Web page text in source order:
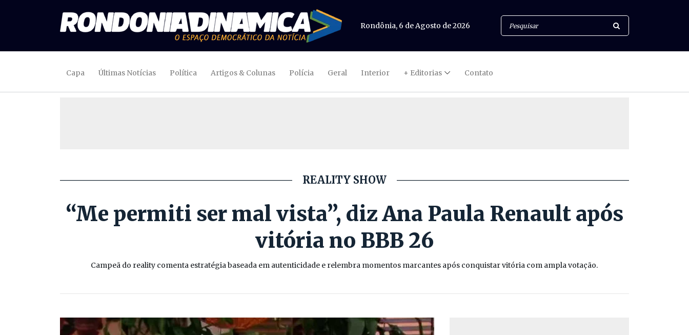
Rondônia, 6 de Agosto de 2026
Capa Últimas Notícias Política Artigos & Colunas Polícia Geral Interior + Editorias Contato
REALITY SHOW
“Me permiti ser mal vista”, diz Ana Paula Renault após
vitória no BBB 26
Campeã do reality comenta estratégia baseada em autenticidade e relembra momentos marcantes após conquistar vitória com ampla votação.